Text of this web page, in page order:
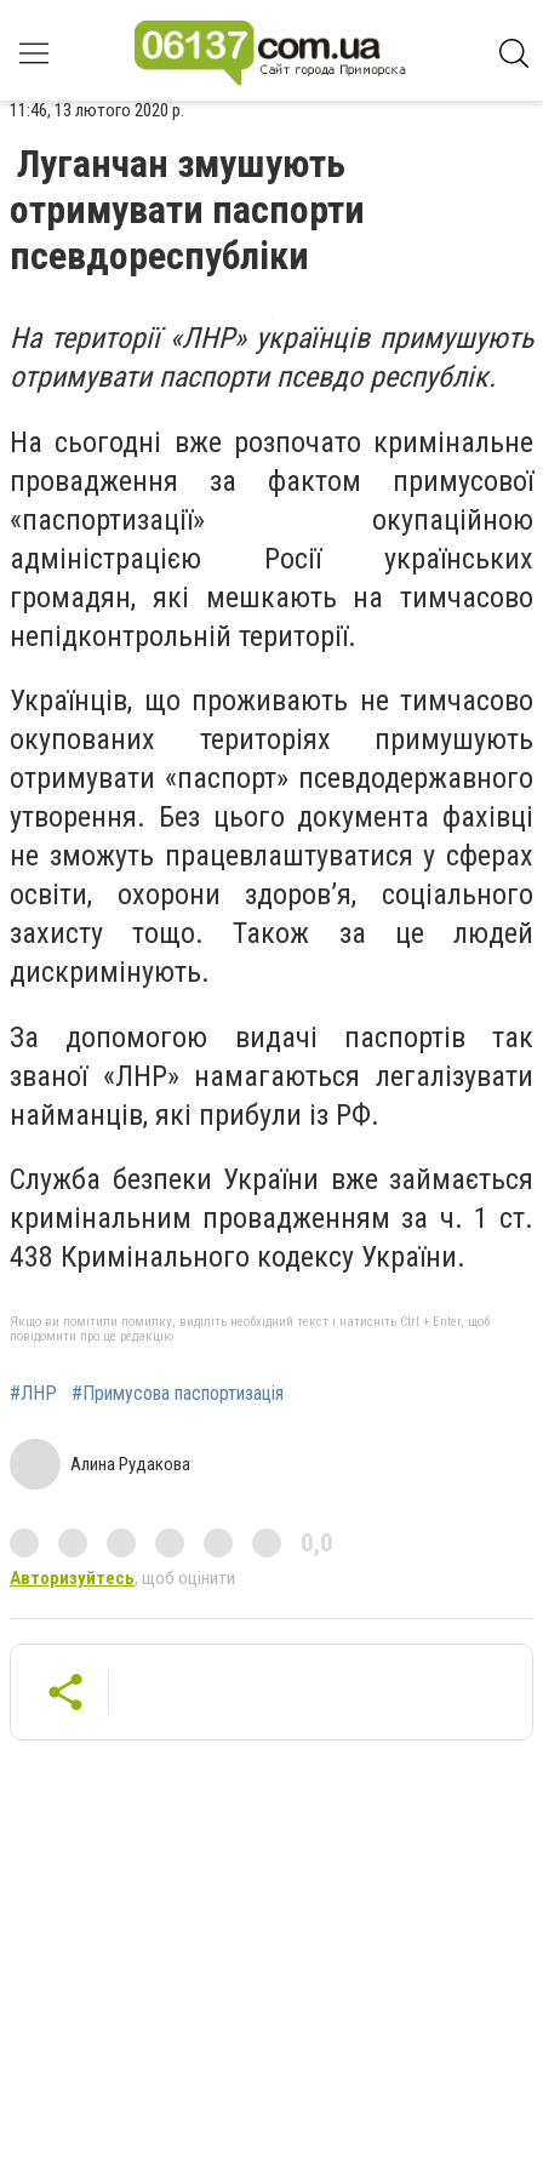
11:46, 13 лютого 2020 р.
Луганчан змушують
отримувати паспорти
псевдореспубліки
На території «ЛНР» українців примушують
отримувати паспорти псевдо республік.
На сьогодні вже розпочато кримінальне
провадження за фактом примусової
«паспортизації» окупаційною
адміністрацією Росії українських
громадян, які мешкають на тимчасово
непідконтрольній території.
Українців, що проживають не тимчасово
окупованих територіях примушують
отримувати «паспорт» псевдодержавного
утворення. Без цього документа фахівці
не зможуть працевлаштуватися у сферах
освіти, охорони здоров’я, соціального
захисту тощо. Також за це людей
дискримінують.
За допомогою видачі паспортів так
званої «ЛНР» намагаються легалізувати
найманців, які прибули із РФ.
Служба безпеки України вже займається
кримінальним провадженням за ч. 1 ст.
438 Кримінального кодексу України.
Якщо ви помітили помилку, виділіть необхідний текст і натисніть Ctrl + Enter, щоб
повідомити про це редакцію
#ЛНР #Примусова паспортизація
Алина Рудакова
0,0
Авторизуйтесь, щоб оцінити